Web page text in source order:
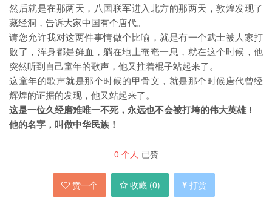
然后就是在那两天，八国联军进入北方的那两天，敦煌发现了
藏经洞，告诉大家中国有个唐代。
请您允许我对这两件事情做个比喻，就是有一个武士被人家打
败了，浑身都是鲜血，躺在地上奄奄一息，就在这个时候，他
突然听到自己童年的歌声，他又拄着棍子站起来了。
这童年的歌声就是那个时候的甲骨文，就是那个时候唐代曾经
辉煌的证据的发现，他又站起来了。
这是一位久经磨难唯一不死，永远也不会被打垮的伟大英雄！
他的名字，叫做中华民族！
0 个人 已赞
赞一个 收藏 (0) 打赏